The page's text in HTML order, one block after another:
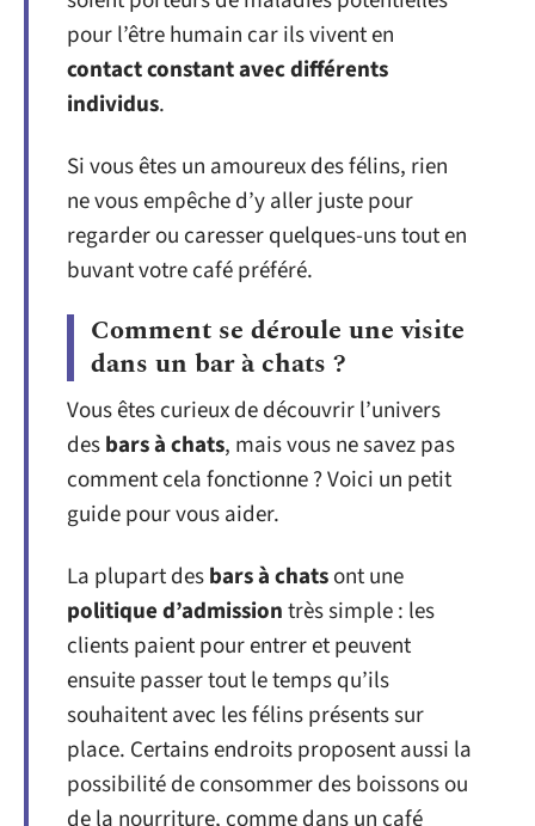
pour l’être humain car ils vivent en
contact constant avec différents
individus.
Si vous êtes un amoureux des félins, rien
ne vous empêche d’y aller juste pour
regarder ou caresser quelques-uns tout en
buvant votre café préféré.
Comment se déroule une visite
dans un bar à chats ?
Vous êtes curieux de découvrir l’univers
desbars à chats, mais vous ne savez pas
comment cela fonctionne ? Voici un petit
guide pour vous aider.
La plupart desbars à chatsont une
politique d’admissiontrès simple : les
clients paient pour entrer et peuvent
ensuite passer tout le temps qu’ils
souhaitent avec les félins présents sur
place. Certains endroits proposent aussi la
possibilité de consommer des boissons ou
de la nourriture, comme dans un café